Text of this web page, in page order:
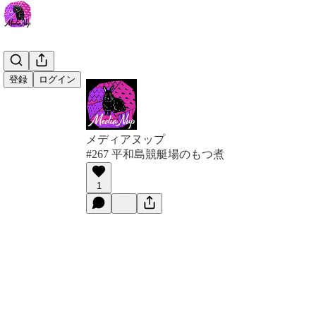
登録 ログイン
メディアヌップ
#267 平和島競艇場のもつ煮
1